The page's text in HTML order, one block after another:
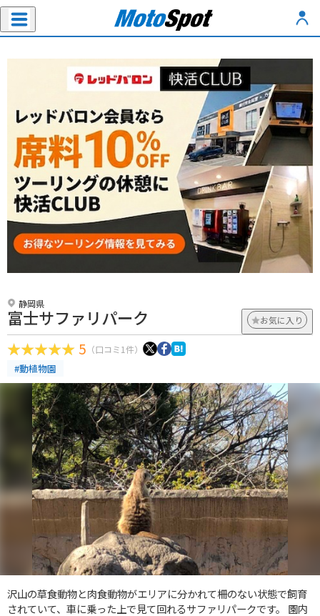
静岡県
富士サファリパーク お気に入り
5 （口コミ1件）
#動植物園
沢山の草食動物と肉食動物がエリアに分かれて柵のない状態で飼育
されていて、車に乗った上で見て回れるサファリパークです。 園内